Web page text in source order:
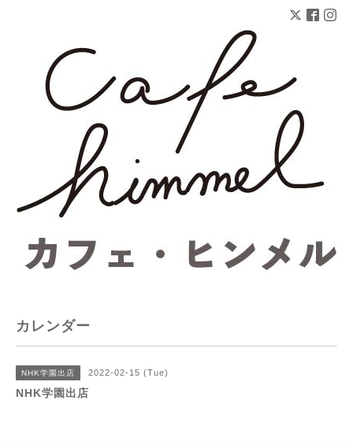
カレンダー
NHK学園出店 2022-02-15 (Tue)
NHK学園出店